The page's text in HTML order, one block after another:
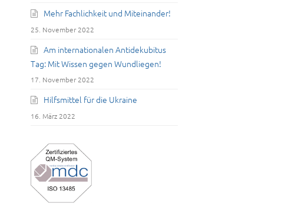
Mehr Fachlichkeit und Miteinander!
25. November 2022
Am internationalen Antidekubitus
Tag: Mit Wissen gegen Wundliegen!
17. November 2022
Hilfsmittel für die Ukraine
16. März 2022